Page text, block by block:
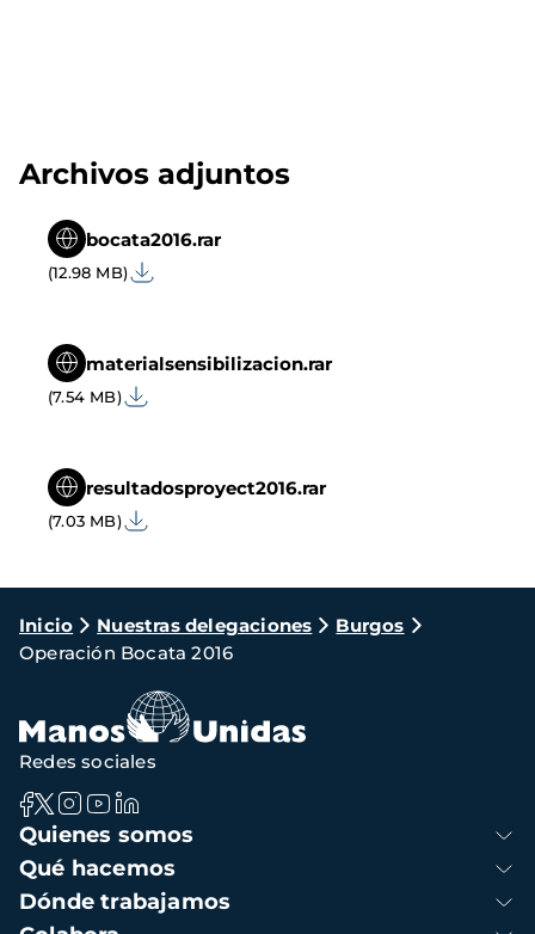
Archivos adjuntos
bocata2016.rar
(12.98 MB)
materialsensibilizacion.rar
(7.54 MB)
resultadosproyect2016.rar
(7.03 MB)
Ruta
de
navegación
Inicio Nuestras delegaciones
Burgos
Operación Bocata 2016
Navegación
principal
Quienes somos
Qué hacemos
Dónde trabajamos
Redes sociales